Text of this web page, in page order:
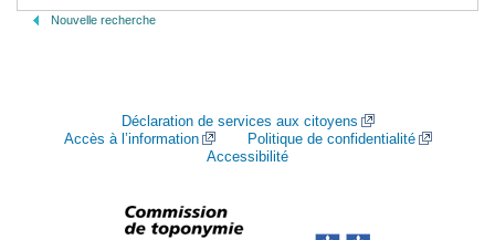
Nouvelle recherche
Déclaration de services aux citoyens
Accès à l’information
Politique de confidentialité
Accessibilité